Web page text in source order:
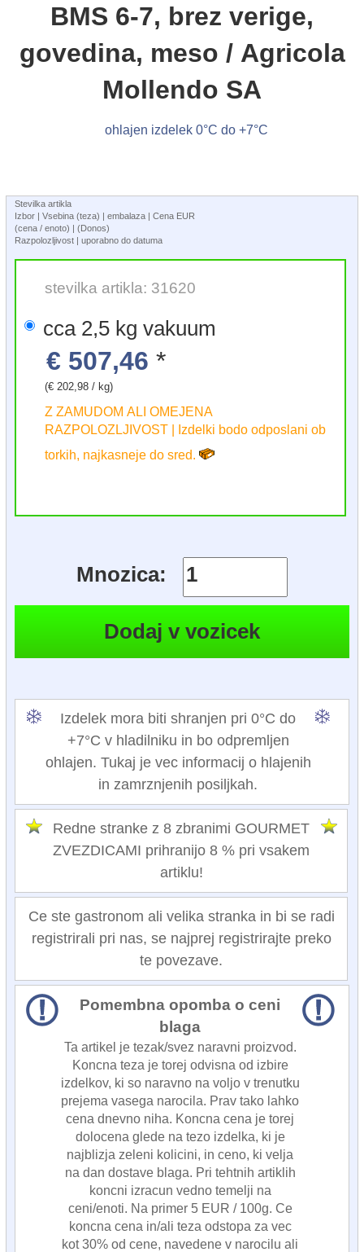
BMS 6-7, brez verige,
govedina, meso / Agricola
Mollendo SA
ohlajen izdelek 0°C do +7°C
Stevilka artikla
Izbor | Vsebina (teza) | embalaza | Cena EUR
(cena / enoto) | (Donos)
Razpolozljivost | uporabno do datuma
stevilka artikla: 31620
cca 2,5 kg vakuum
€ 507,46 *
(€ 202,98 / kg)
Z ZAMUDOM ALI OMEJENA
RAZPOLOZLJIVOST | Izdelki bodo odposlani ob
torkih, najkasneje do sred.
Mnozica:
Izdelek mora biti shranjen pri 0°C do
+7°C v hladilniku in bo odpremljen
ohlajen. Tukaj je vec informacij o hlajenih
in zamrznjenih posiljkah.
Redne stranke z 8 zbranimi GOURMET
ZVEZDICAMI prihranijo 8 % pri vsakem
artiklu!
Ce ste gastronom ali velika stranka in bi se radi
registrirali pri nas, se najprej registrirajte preko
te povezave.
Pomembna opomba o ceni
blaga
Ta artikel je tezak/svez naravni proizvod.
Koncna teza je torej odvisna od izbire
izdelkov, ki so naravno na voljo v trenutku
prejema vasega narocila. Prav tako lahko
cena dnevno niha. Koncna cena je torej
dolocena glede na tezo izdelka, ki je
najblizja zeleni kolicini, in ceno, ki velja
na dan dostave blaga. Pri tehtnih artiklih
koncni izracun vedno temelji na
ceni/enoti. Na primer 5 EUR / 100g. Ce
koncna cena in/ali teza odstopa za vec
kot 30% od cene, navedene v narocilu ali